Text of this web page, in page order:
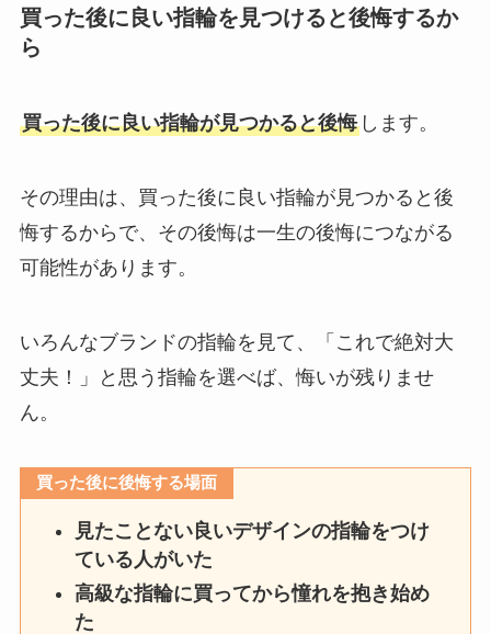
買った後に良い指輪を見つけると後悔するか
ら
買った後に良い指輪が見つかると後悔します。
その理由は、買った後に良い指輪が見つかると後
悔するからで、その後悔は一生の後悔につながる
可能性があります。
いろんなブランドの指輪を見て、「これで絶対大
丈夫！」と思う指輪を選べば、悔いが残りませ
ん。
買った後に後悔する場面
見たことない良いデザインの指輪をつけ
ている人がいた
高級な指輪に買ってから憧れを抱き始め
た